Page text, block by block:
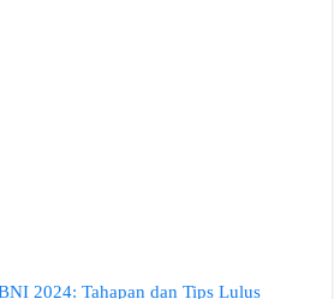
2024: Tahapan dan Tips Lulus